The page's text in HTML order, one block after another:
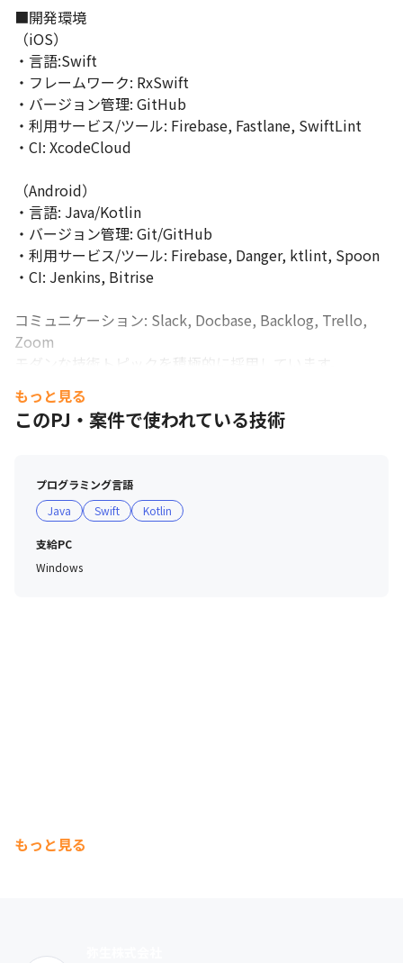
■開発環境
（iOS）
・言語:Swift
・フレームワーク: RxSwift
・バージョン管理: GitHub
・利用サービス/ツール: Firebase, Fastlane, SwiftLint
・CI: XcodeCloud
（Android）
・言語: Java/Kotlin
・バージョン管理: Git/GitHub
・利用サービス/ツール: Firebase, Danger, ktlint, Spoon
・CI: Jenkins, Bitrise
コミュニケーション: Slack, Docbase, Backlog, Trello,
Zoom
モダンな技術トピックを積極的に採用しています。
もっと見る
このPJ・案件で使われている技術
プログラミング言語
Java
Swift Kotlin
支給PC
Windows
もっと見る